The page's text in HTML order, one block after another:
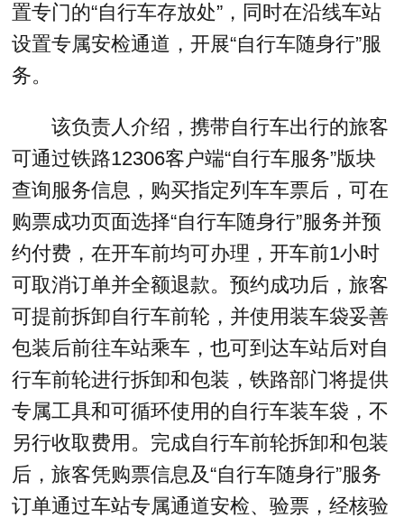
置专门的“自行车存放处”，同时在沿线车站
设置专属安检通道，开展“自行车随身行”服
务。
该负责人介绍，携带自行车出行的旅客
可通过铁路12306客户端“自行车服务”版块
查询服务信息，购买指定列车车票后，可在
购票成功页面选择“自行车随身行”服务并预
约付费，在开车前均可办理，开车前1小时
可取消订单并全额退款。预约成功后，旅客
可提前拆卸自行车前轮，并使用装车袋妥善
包装后前往车站乘车，也可到达车站后对自
行车前轮进行拆卸和包装，铁路部门将提供
专属工具和可循环使用的自行车装车袋，不
另行收取费用。完成自行车前轮拆卸和包装
后，旅客凭购票信息及“自行车随身行”服务
订单通过车站专属通道安检、验票，经核验